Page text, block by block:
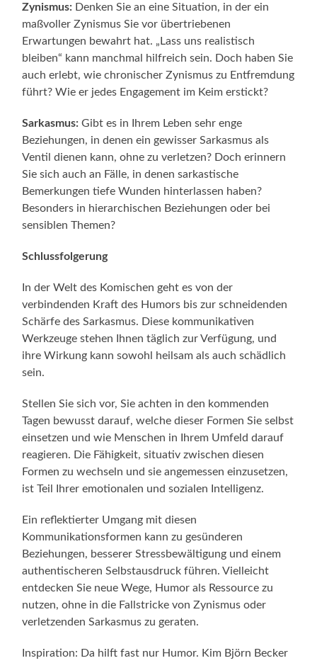
Zynismus: Denken Sie an eine Situation, in der ein
maßvoller Zynismus Sie vor übertriebenen
Erwartungen bewahrt hat. „Lass uns realistisch
bleiben“ kann manchmal hilfreich sein. Doch haben Sie
auch erlebt, wie chronischer Zynismus zu Entfremdung
führt? Wie er jedes Engagement im Keim erstickt?
Sarkasmus: Gibt es in Ihrem Leben sehr enge
Beziehungen, in denen ein gewisser Sarkasmus als
Ventil dienen kann, ohne zu verletzen? Doch erinnern
Sie sich auch an Fälle, in denen sarkastische
Bemerkungen tiefe Wunden hinterlassen haben?
Besonders in hierarchischen Beziehungen oder bei
sensiblen Themen?
Schlussfolgerung
In der Welt des Komischen geht es von der
verbindenden Kraft des Humors bis zur schneidenden
Schärfe des Sarkasmus. Diese kommunikativen
Werkzeuge stehen Ihnen täglich zur Verfügung, und
ihre Wirkung kann sowohl heilsam als auch schädlich
sein.
Stellen Sie sich vor, Sie achten in den kommenden
Tagen bewusst darauf, welche dieser Formen Sie selbst
einsetzen und wie Menschen in Ihrem Umfeld darauf
reagieren. Die Fähigkeit, situativ zwischen diesen
Formen zu wechseln und sie angemessen einzusetzen,
ist Teil Ihrer emotionalen und sozialen Intelligenz.
Ein reflektierter Umgang mit diesen
Kommunikationsformen kann zu gesünderen
Beziehungen, besserer Stressbewältigung und einem
authentischeren Selbstausdruck führen. Vielleicht
entdecken Sie neue Wege, Humor als Ressource zu
nutzen, ohne in die Fallstricke von Zynismus oder
verletzenden Sarkasmus zu geraten.
Inspiration: Da hilft fast nur Humor. Kim Björn Becker